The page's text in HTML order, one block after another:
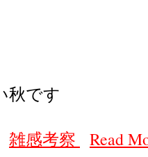
秋です
雑感考察 Read